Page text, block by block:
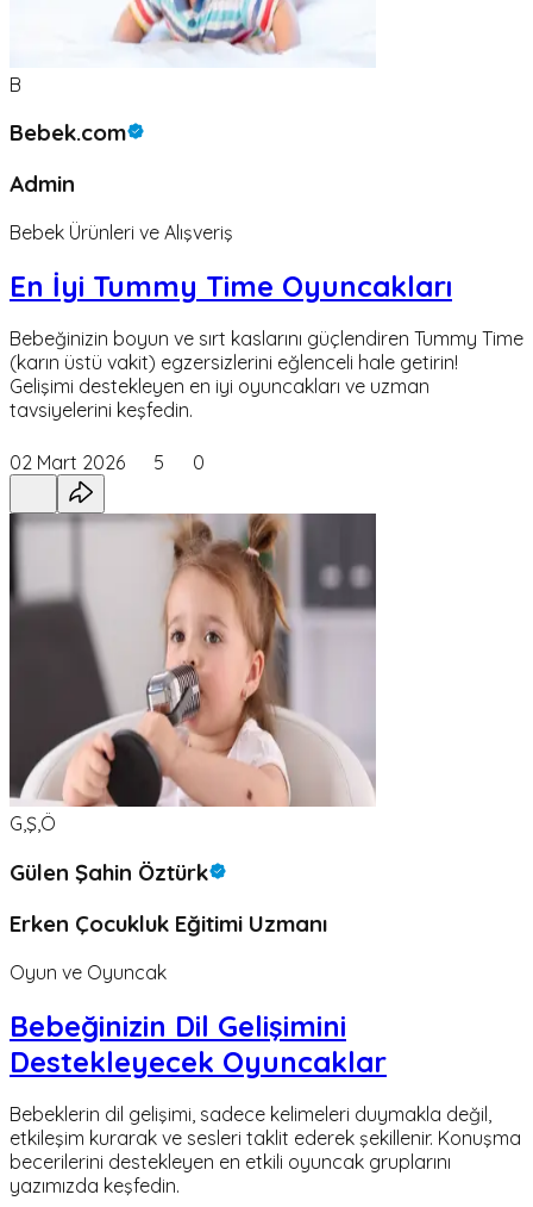
B
Bebek.com
Admin
Bebek Ürünleri ve Alışveriş
En İyi Tummy Time Oyuncakları
Bebeğinizin boyun ve sırt kaslarını güçlendiren Tummy Time
(karın üstü vakit) egzersizlerini eğlenceli hale getirin!
Gelişimi destekleyen en iyi oyuncakları ve uzman
tavsiyelerini keşfedin.
02 Mart 2026 5 0
G,Ş,Ö
Gülen Şahin Öztürk
Erken Çocukluk Eğitimi Uzmanı
Oyun ve Oyuncak
Bebeğinizin Dil Gelişimini
Destekleyecek Oyuncaklar
Bebeklerin dil gelişimi, sadece kelimeleri duymakla değil,
etkileşim kurarak ve sesleri taklit ederek şekillenir. Konuşma
becerilerini destekleyen en etkili oyuncak gruplarını
yazımızda keşfedin.